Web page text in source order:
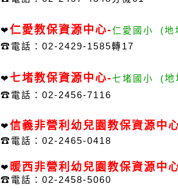
❤仁愛教保資源中心-仁愛國小 (地
☎ 電話： 02-2429-1585轉17
❤七堵教保資源中心-七堵國小 (地
☎ 電話： 02-2456-7116
❤信義非營利幼兒園教保資源中
☎ 電話： 02-2465-0418
❤ 暖西非營利幼兒園教保資源中
☎ 電話： 02-2458-5060